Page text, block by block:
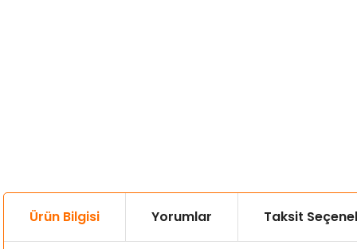
Ürün Bilgisi Yorumlar Taksit